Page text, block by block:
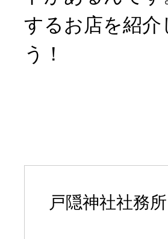
するお店を紹
う！
戸隠神社社務